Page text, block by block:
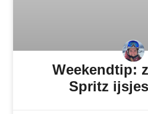
Weekendtip:
Spritz